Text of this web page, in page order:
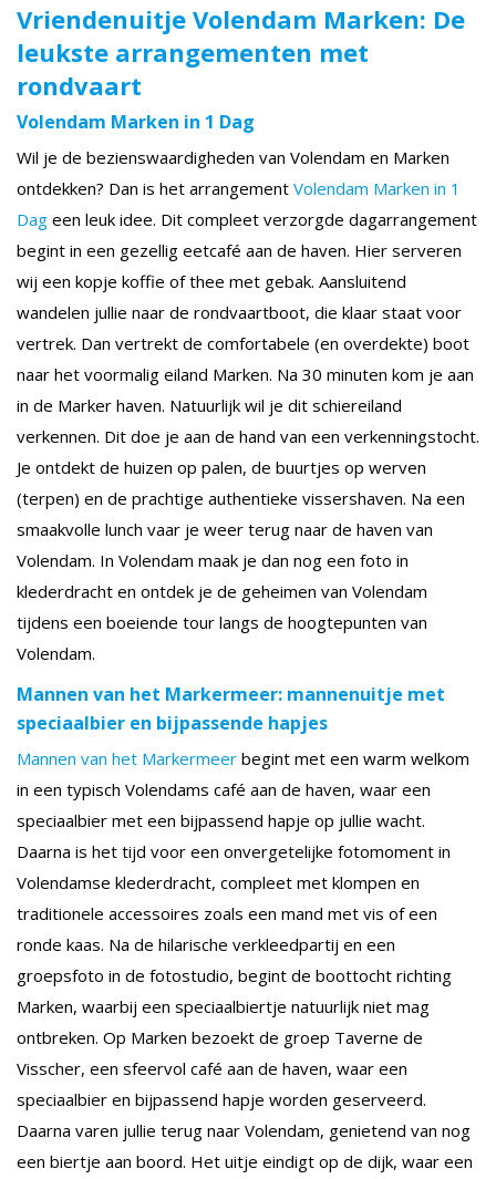
Vriendenuitje Volendam Marken: De
leukste arrangementen met
rondvaart
Volendam Marken in 1 Dag
Wil je de bezienswaardigheden van Volendam en Marken
ontdekken? Dan is het arrangement Volendam Marken in 1
Dag een leuk idee. Dit compleet verzorgde dagarrangement
begint in een gezellig eetcafé aan de haven. Hier serveren
wij een kopje koffie of thee met gebak. Aansluitend
wandelen jullie naar de rondvaartboot, die klaar staat voor
vertrek. Dan vertrekt de comfortabele (en overdekte) boot
naar het voormalig eiland Marken. Na 30 minuten kom je aan
in de Marker haven. Natuurlijk wil je dit schiereiland
verkennen. Dit doe je aan de hand van een verkenningstocht.
Je ontdekt de huizen op palen, de buurtjes op werven
(terpen) en de prachtige authentieke vissershaven. Na een
smaakvolle lunch vaar je weer terug naar de haven van
Volendam. In Volendam maak je dan nog een foto in
klederdracht en ontdek je de geheimen van Volendam
tijdens een boeiende tour langs de hoogtepunten van
Volendam.
Mannen van het Markermeer: mannenuitje met
speciaalbier en bijpassende hapjes
Mannen van het Markermeer begint met een warm welkom
in een typisch Volendams café aan de haven, waar een
speciaalbier met een bijpassend hapje op jullie wacht.
Daarna is het tijd voor een onvergetelijke fotomoment in
Volendamse klederdracht, compleet met klompen en
traditionele accessoires zoals een mand met vis of een
ronde kaas. Na de hilarische verkleedpartij en een
groepsfoto in de fotostudio, begint de boottocht richting
Marken, waarbij een speciaalbiertje natuurlijk niet mag
ontbreken. Op Marken bezoekt de groep Taverne de
Visscher, een sfeervol café aan de haven, waar een
speciaalbier en bijpassend hapje worden geserveerd.
Daarna varen jullie terug naar Volendam, genietend van nog
een biertje aan boord. Het uitje eindigt op de dijk, waar een